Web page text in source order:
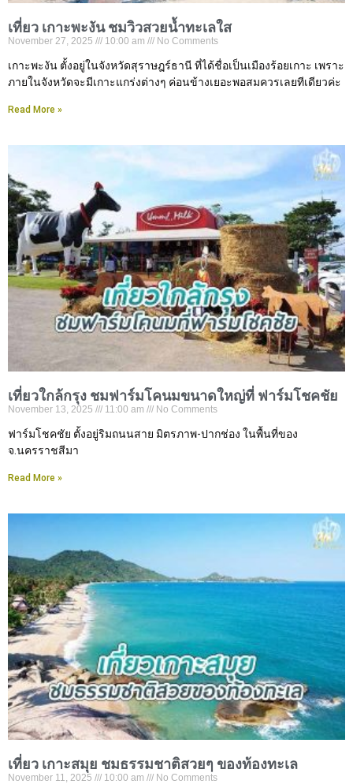
เที่ยว เกาะพะงัน ชมวิวสวยน้ำทะเลใส
November 27, 2025 10:00 am No Comments
เกาะพะงัน ตั้งอยู่ในจังหวัดสุราษฎร์ธานี ที่ได้ชื่อเป็นเมืองร้อยเกาะ เพราะ
ภายในจังหวัดจะมีเกาะแกร่งต่างๆ ค่อนข้างเยอะพอสมควรเลยทีเดียวค่ะ
Read More »
เที่ยวใกล้กรุง ชมฟาร์มโคนมขนาดใหญ่ที่ ฟาร์มโชคชัย
November 13, 2025 11:00 am No Comments
ฟาร์มโชคชัย ตั้งอยู่ริมถนนสาย มิตรภาพ-ปากช่อง ในพื้นที่ของ
จ.นครราชสีมา
Read More »
เที่ยว เกาะสมุย ชมธรรมชาติสวยๆ ของท้องทะเล
November 11, 2025 10:00 am No Comments